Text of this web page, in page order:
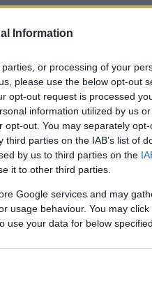
Information
or processing of your
please use the below opt-out
opt-out request is processed
information utilized by us
out. You may separately
parties on the IAB’s list of
by us to third parties on the
it to other third parties.
Google services and may
usage behaviour. You may
use your data for below
ισχύουν.
από τον
περιτροπής
καθώς και των
με μέγιστη
(ΜΑΜΦΟ) μέχρι
του αριθμού
και
στομικρό
που εξαιρούνται